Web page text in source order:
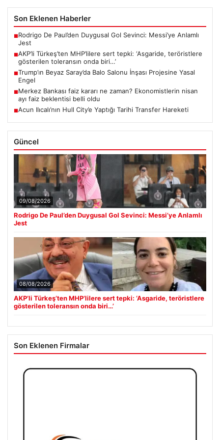
Son Eklenen Haberler
■Rodrigo De Paul’den Duygusal Gol Sevinci: Messi’ye Anlamlı
Jest
■AKP’li Türkeş’ten MHP’lilere sert tepki: ‘Asgaride, teröristlere
gösterilen toleransın onda biri…’
■Trump’ın Beyaz Saray’da Balo Salonu İnşası Projesine Yasal
Engel
■Merkez Bankası faiz kararı ne zaman? Ekonomistlerin nisan
ayı faiz beklentisi belli oldu
■Acun Ilıcalı’nın Hull City’e Yaptığı Tarihi Transfer Hareketi
Güncel
09/08/2026
Rodrigo De Paul’den Duygusal Gol Sevinci: Messi’ye Anlamlı
Jest
08/08/2026
AKP’li Türkeş’ten MHP’lilere sert tepki: ‘Asgaride, teröristlere
gösterilen toleransın onda biri…’
Son Eklenen Firmalar